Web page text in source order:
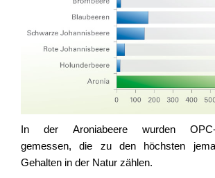
In der Aroniabeere wurden OPC-
gemessen, die zu den höchsten
Gehalten in der Natur zählen.